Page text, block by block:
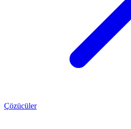
Çözücüler